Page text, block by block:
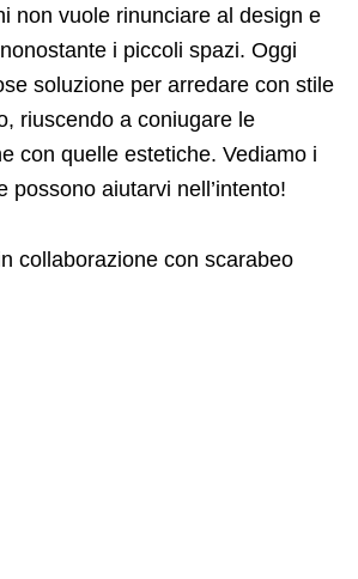
non vuole rinunciare al design e
i piccoli spazi. Oggi
soluzione per arredare con stile
riuscendo a coniugare le
con quelle estetiche. Vediamo i
possono aiutarvi nell’intento!
collaborazione con scarabeo